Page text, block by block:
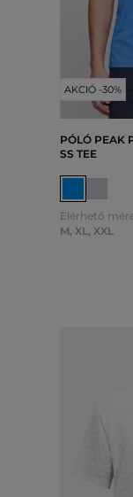
AKCIÓ -30%
PÓLÓ PEAK
SS TEE
Elérhető
M, XL, XXL